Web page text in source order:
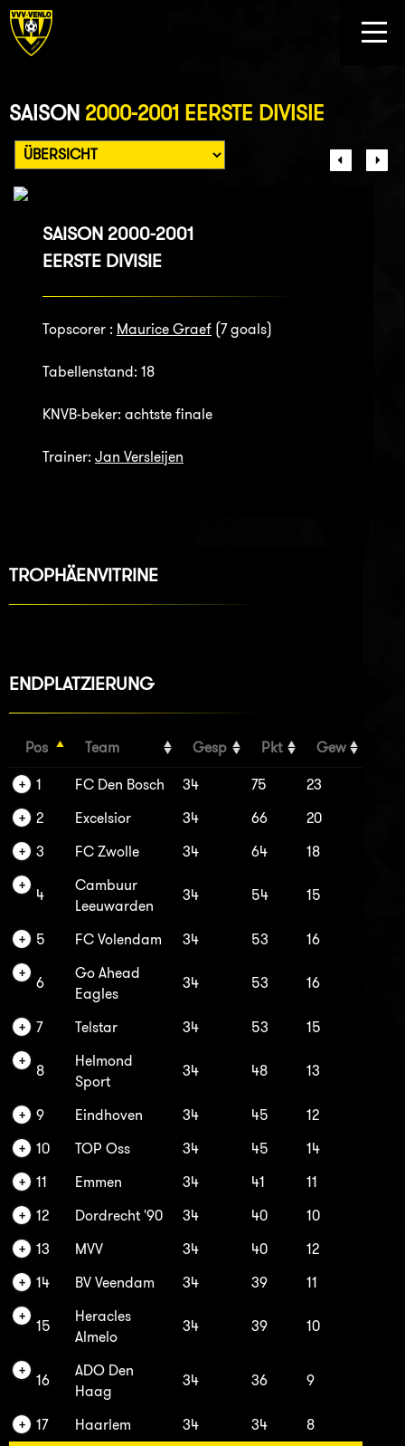
SAISON 2000-2001 EERSTE DIVISIE
SAISON 2000-2001
EERSTE DIVISIE
Topscorer : Maurice Graef (7 goals)
Tabellenstand: 18
KNVB-beker: achtste finale
Trainer: Jan Versleijen
TROPHÄENVITRINE
ENDPLATZIERUNG
Pos Team Gesp Pkt Gew
1 FC Den Bosch 34 75
23
2
Excelsior 34 66
20
3
FC Zwolle 34 64 18
4
Cambuur
Leeuwarden
34 54 15
5 FC Volendam 34 53 16
6
Go Ahead
Eagles
34 53 16
7 Telstar 34 53 15
8
Helmond
Sport
34 48 13
9 Eindhoven 34 45
12
10
TOP Oss 34 45
14
11
Emmen 34 41
11
12
Dordrecht '90 34 40
10
13
MVV 34 40
12
14
BV Veendam 34 39 11
15
Heracles
Almelo
34 39 10
16
ADO Den
Haag
34 36 9
17 Haarlem 34 34
8